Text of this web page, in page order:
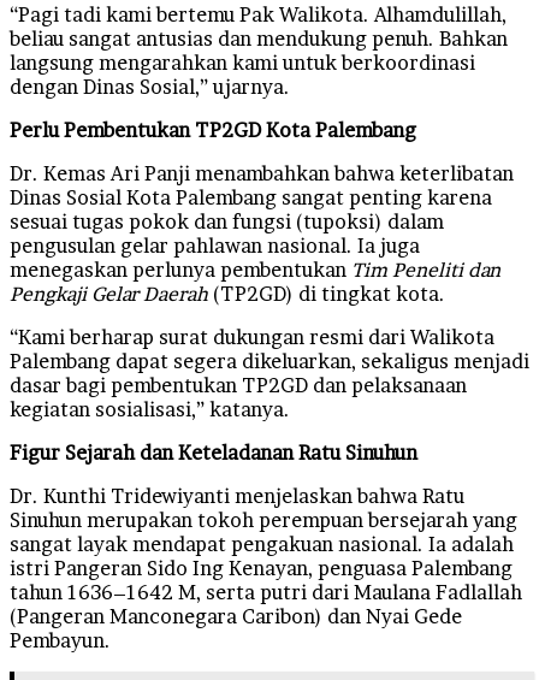
“Pagi tadi kami bertemu Pak Walikota. Alhamdulillah,
beliau sangat antusias dan mendukung penuh. Bahkan
langsung mengarahkan kami untuk berkoordinasi
dengan Dinas Sosial,” ujarnya.
Perlu Pembentukan TP2GD Kota Palembang
Dr. Kemas Ari Panji menambahkan bahwa keterlibatan
Dinas Sosial Kota Palembang sangat penting karena
sesuai tugas pokok dan fungsi (tupoksi) dalam
pengusulan gelar pahlawan nasional. Ia juga
menegaskan perlunya pembentukan Tim Peneliti dan
Pengkaji Gelar Daerah (TP2GD) di tingkat kota.
“Kami berharap surat dukungan resmi dari Walikota
Palembang dapat segera dikeluarkan, sekaligus menjadi
dasar bagi pembentukan TP2GD dan pelaksanaan
kegiatan sosialisasi,” katanya.
Figur Sejarah dan Keteladanan Ratu Sinuhun
Dr. Kunthi Tridewiyanti menjelaskan bahwa Ratu
Sinuhun merupakan tokoh perempuan bersejarah yang
sangat layak mendapat pengakuan nasional. Ia adalah
istri Pangeran Sido Ing Kenayan, penguasa Palembang
tahun 1636–1642 M, serta putri dari Maulana Fadlallah
(Pangeran Manconegara Caribon) dan Nyai Gede
Pembayun.